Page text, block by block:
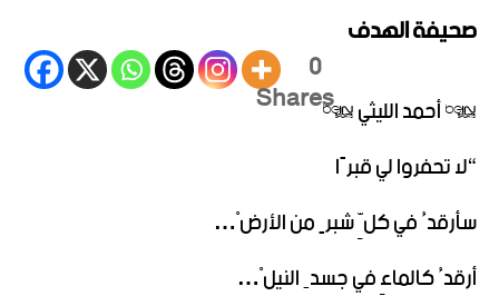
صحيفة الهدف
0
Shares* أحمد الليثي *
“لا تحفروا لي قبرًا
سأرقدُ في كلِّ شبرٍ من الأرضْ…
أرقدُ كالماءِ في جسدِ النيلْ…